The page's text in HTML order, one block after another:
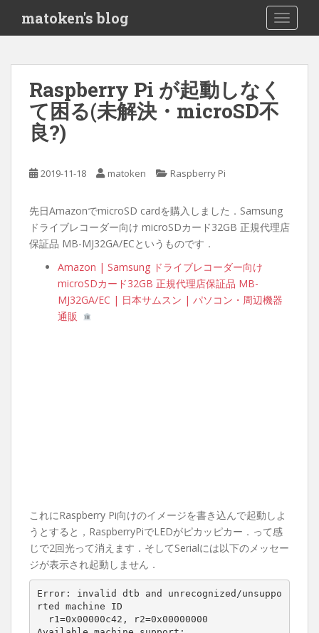
i
matoken's blog
Raspberry Pi が起動しなく
て困る(未解決・microSD不
良?)
2019-11-18 matoken Raspberry Pi
先日AmazonでmicroSD cardを購入しました．Samsung
ドライブレコーダー向け microSDカード32GB 正規代理店
保証品 MB-MJ32GA/ECというものです．
Amazon | Samsung ドライブレコーダー向け
microSDカード32GB 正規代理店保証品 MB-
MJ32GA/EC | 日本サムスン | パソコン・周辺機器
通販
これにRaspberry Pi向けのイメージを書き込んで起動しよ
うとすると，RaspberryPiでLEDがピカッピカー．って感
じで2回光って消えます．そしてSerialには以下のメッセー
ジが表示され起動しません．
Error: invalid dtb and unrecognized/unsuppo
rted machine ID